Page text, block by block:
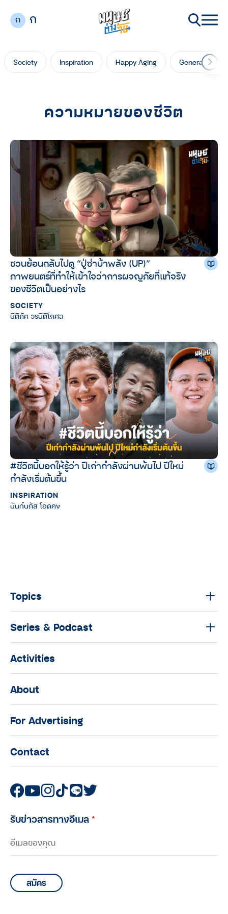
ก ก
Society Inspiration Happy Aging Generation
ความหมายของชีวิต
ชวนย้อนกลับไปดู “ปู่ซ่าบ้าพลัง (UP)”
ภาพยนตร์ที่ทำให้เข้าใจว่าการผจญภัยที่แท้จริง
ของชีวิตเป็นอย่างไร
SOCIETY
นิติภัค วรนิติโกศล
#ชีวิตนี้บอกให้รู้ว่า ปีเก่ากำลังผ่านพ้นไป ปีใหม่
กำลังเริ่มต้นขึ้น
INSPIRATION
นันท์นภัส โอดคง
Topics
Series & Podcast
Activities
About
For Advertising
Contact
รับข่าวสารทางอีเมล*